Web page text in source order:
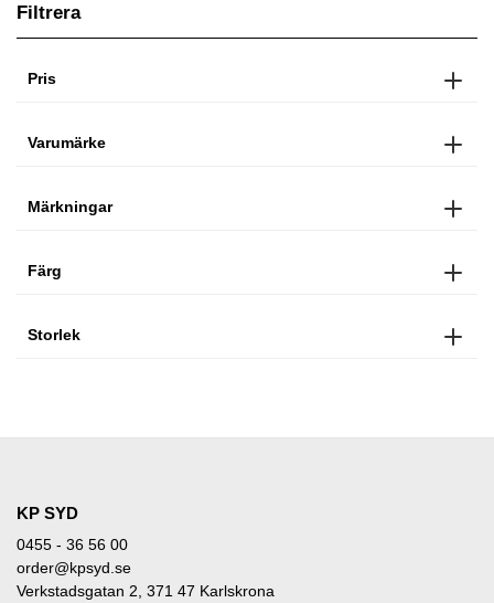
Filtrera
Pris
Varumärke
Märkningar
Färg
Storlek
KP SYD
0455 - 36 56 00
order@kpsyd.se
Verkstadsgatan 2, 371 47 Karlskrona